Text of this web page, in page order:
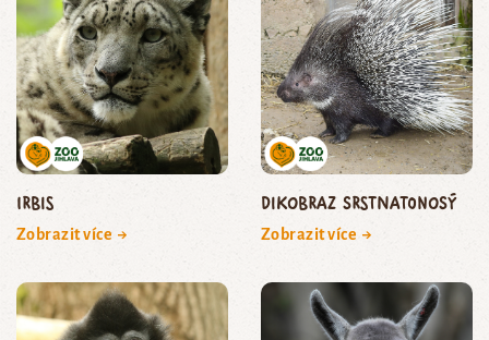
irbis
Zobrazit více →
dikobraz srstnatonosý
Zobrazit více →